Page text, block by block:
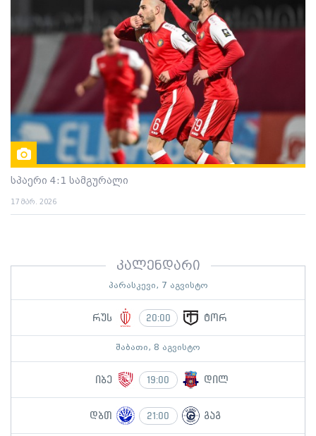
კალენდარი
პარასკევი, 7 აგვისტო
რუს 20:00 ტორ
შაბათი, 8 აგვისტო
იბე 19:00 დილ
დბთ 21:00 გაგ
სპაერი 4:1 სამგურალი
17 მარ. 2026